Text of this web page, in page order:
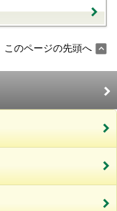
このページの先頭へ